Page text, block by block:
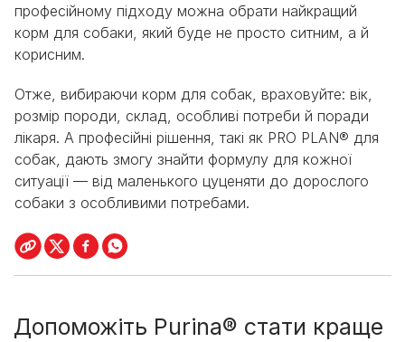
професійному підходу можна обрати найкращий
корм для собаки, який буде не просто ситним, а й
корисним.
Отже, вибираючи корм для собак, враховуйте: вік,
розмір породи, склад, особливі потреби й поради
лікаря. А професійні рішення, такі як PRO PLAN® для
собак, дають змогу знайти формулу для кожної
ситуації — від маленького цуценяти до дорослого
собаки з особливими потребами.
Допоможіть Purina® стати краще